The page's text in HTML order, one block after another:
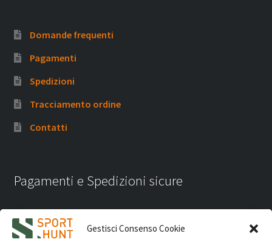
Gestisci Consenso Cookie
Domande frequenti
Pagamenti
Spedizioni
Tracciamento ordine
Contatti
Pagamenti e Spedizioni sicure